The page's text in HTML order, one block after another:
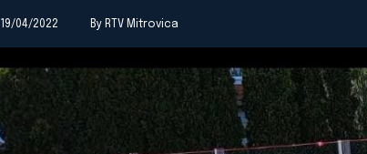
19/04/2022 By RTV Mitrovica